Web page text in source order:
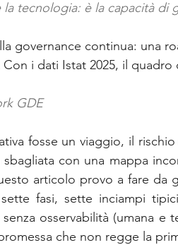
tecnologia: è la capacità di
governance continua: una
i dati Istat 2025, il quadro
GDE
fosse un viaggio, il
con una mappa
articolo provo a fare
fasi, sette inciampi
osservabilità (umana e
che non regge la